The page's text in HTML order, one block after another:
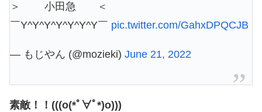
＞ 小田急 ＜
￣Y^Y^Y^Y^Y^Y^Y￣ pic.twitter.com/GahxDPQCJB
— もじやん (@mozieki) June 21, 2022
素敵！！(((o(*ﾟ∀ﾟ*)o)))